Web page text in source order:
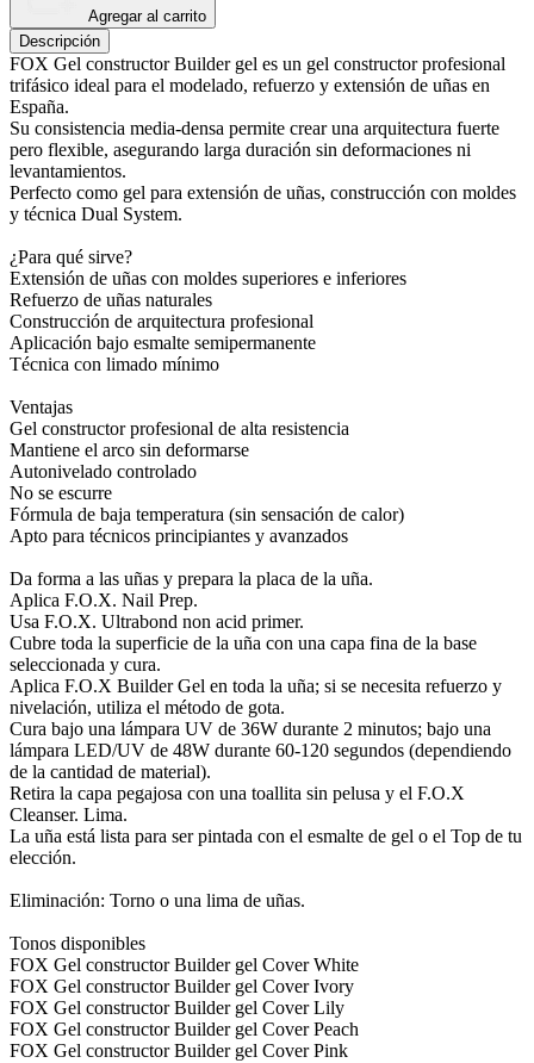
Agregar al carrito
Descripción
FOX Gel constructor Builder gel es un gel constructor profesional
trifásico ideal para el modelado, refuerzo y extensión de uñas en
España.
Su consistencia media-densa permite crear una arquitectura fuerte
pero flexible, asegurando larga duración sin deformaciones ni
levantamientos.
Perfecto como gel para extensión de uñas, construcción con moldes
y técnica Dual System.
¿Para qué sirve?
Extensión de uñas con moldes superiores e inferiores
Refuerzo de uñas naturales
Construcción de arquitectura profesional
Aplicación bajo esmalte semipermanente
Técnica con limado mínimo
Ventajas
Gel constructor profesional de alta resistencia
Mantiene el arco sin deformarse
Autonivelado controlado
No se escurre
Fórmula de baja temperatura (sin sensación de calor)
Apto para técnicos principiantes y avanzados
Da forma a las uñas y prepara la placa de la uña.
Aplica F.O.X. Nail Prep.
Usa F.O.X. Ultrabond non acid primer.
Cubre toda la superficie de la uña con una capa fina de la base
seleccionada y cura.
Aplica F.O.X Builder Gel en toda la uña; si se necesita refuerzo y
nivelación, utiliza el método de gota.
Cura bajo una lámpara UV de 36W durante 2 minutos; bajo una
lámpara LED/UV de 48W durante 60-120 segundos (dependiendo
de la cantidad de material).
Retira la capa pegajosa con una toallita sin pelusa y el F.O.X
Cleanser. Lima.
La uña está lista para ser pintada con el esmalte de gel o el Top de tu
elección.
Eliminación: Torno o una lima de uñas.
Tonos disponibles
FOX Gel constructor Builder gel Cover White
FOX Gel constructor Builder gel Cover Ivory
FOX Gel constructor Builder gel Cover Lily
FOX Gel constructor Builder gel Cover Peach
FOX Gel constructor Builder gel Cover Pink